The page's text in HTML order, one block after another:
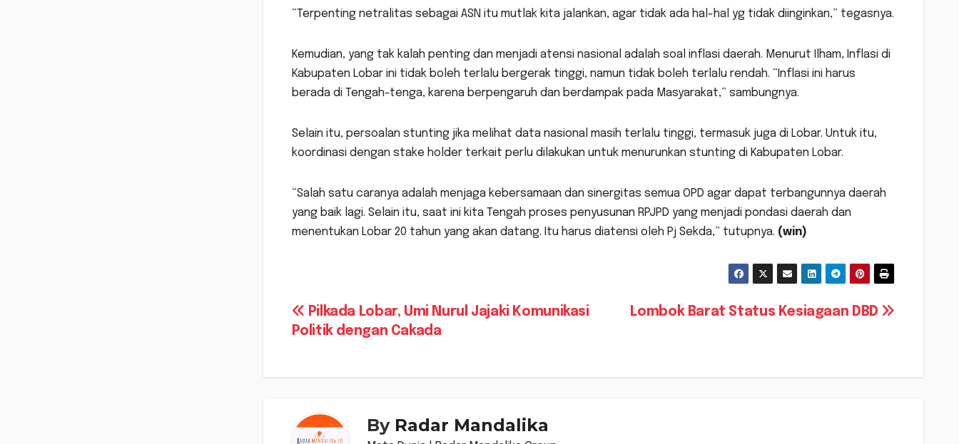
“Terpenting netralitas sebagai ASN itu mutlak kita jalankan, agar tidak ada hal-hal yg tidak diinginkan,” tegasnya.
Kemudian, yang tak kalah penting dan menjadi atensi nasional adalah soal inflasi daerah. Menurut Ilham, Inflasi di
Kabupaten Lobar ini tidak boleh terlalu bergerak tinggi, namun tidak boleh terlalu rendah. “Inflasi ini harus
berada di Tengah-tenga, karena berpengaruh dan berdampak pada Masyarakat,” sambungnya.
Selain itu, persoalan stunting jika melihat data nasional masih terlalu tinggi, termasuk juga di Lobar. Untuk itu,
koordinasi dengan stake holder terkait perlu dilakukan untuk menurunkan stunting di Kabupaten Lobar.
“Salah satu caranya adalah menjaga kebersamaan dan sinergitas semua OPD agar dapat terbangunnya daerah
yang baik lagi. Selain itu, saat ini kita Tengah proses penyusunan RPJPD yang menjadi pondasi daerah dan
menentukan Lobar 20 tahun yang akan datang. Itu harus diatensi oleh Pj Sekda,” tutupnya. (win)
Navigasi
Lombok Barat Status Kesiagaan DBD
Pilkada Lobar, Umi Nurul Jajaki Komunikasi
Politik dengan Cakada
By Radar Mandalika